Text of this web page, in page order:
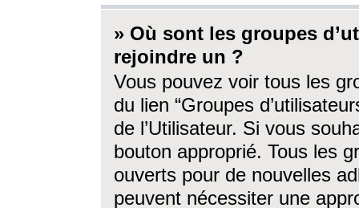
» Où sont les groupes
rejoindre un ?
Vous pouvez voir tous les
du lien “Groupes
de l’Utilisateur. Si vous
bouton approprié. Tous les
ouverts pour de nouvelles
peuvent nécessiter une